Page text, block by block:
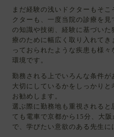
まだ経験の浅いドクターもそ
クターも、一度当院の診療を
の知識や技術、経験に基づい
療のために幅広く取り入れて
っておられたような疾患も様
環境です。
勤務される上でいろんな条件
大切にしているかをしっかり
お勧めします。
選ぶ際に勤務地も重視される
ても電車で京都から15分、大
で、学びたい意欲のある先生に